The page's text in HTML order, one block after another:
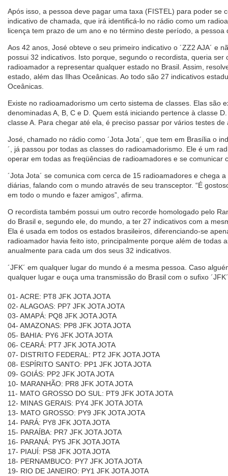
Após isso, a pessoa deve pagar uma taxa (FISTEL) para poder se
indicativo de chamada, que irá identificá-lo no rádio como um
licença tem prazo de um ano e no término deste período, a pessoa
Aos 42 anos, José obteve o seu primeiro indicativo o ´ZZ2 AJA´ e
possui 32 indicativos. Isto porque, segundo o recordista, queria ser
radioamador a representar qualquer estado no Brasil. Assim,
estado, além das Ilhas Oceânicas. Ao todo são 27 indicativos
Oceânicas.
Existe no radioamadorismo um certo sistema de classes. Elas são
denominadas A, B, C e D. Quem está iniciando pertence à classe
classe A. Para chegar até ela, é preciso passar por vários testes de
José, chamado no rádio como ´Jota Jota´, que tem em Brasília o
´, já passou por todas as classes do radioamadorismo. Ele é um
operar em todas as freqüências de radioamadores e se comunicar
´Jota Jota´ se comunica com cerca de 15 radioamadores e chega
diárias, falando com o mundo através de seu transceptor. “É
em todo o mundo e fazer amigos”, afirma.
O recordista também possui um outro recorde homologado pelo
do Brasil e, segundo ele, do mundo, a ter 27 indicativos com a
Ela é usada em todos os estados brasileiros, diferenciando-se
radioamador havia feito isto, principalmente porque além de todas
anualmente para cada um dos seus 32 indicativos.
´JFK´ em qualquer lugar do mundo é a mesma pessoa. Caso
qualquer lugar e ouça uma transmissão do Brasil com o sufixo
01- ACRE: PT8 JFK JOTA JOTA
02- ALAGOAS: PP7 JFK JOTA JOTA
03- AMAPÁ: PQ8 JFK JOTA JOTA
04- AMAZONAS: PP8 JFK JOTA JOTA
05- BAHIA: PY6 JFK JOTA JOTA
06- CEARÁ: PT7 JFK JOTA JOTA
07- DISTRITO FEDERAL: PT2 JFK JOTA JOTA
08- ESPÍRITO SANTO: PP1 JFK JOTA JOTA
09- GOIÁS: PP2 JFK JOTA JOTA
10- MARANHÃO: PR8 JFK JOTA JOTA
11- MATO GROSSO DO SUL: PT9 JFK JOTA JOTA
12- MINAS GERAIS: PY4 JFK JOTA JOTA
13- MATO GROSSO: PY9 JFK JOTA JOTA
14- PARÁ: PY8 JFK JOTA JOTA
15- PARAÍBA: PR7 JFK JOTA JOTA
16- PARANÁ: PY5 JFK JOTA JOTA
17- PIAUÍ: PS8 JFK JOTA JOTA
18- PERNAMBUCO: PY7 JFK JOTA JOTA
19- RIO DE JANEIRO: PY1 JFK JOTA JOTA